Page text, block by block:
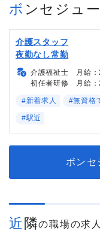
ボンセジュ
介護スタッフ
夜勤なし常勤
介護福祉士 月給：
初任者研修 月給：
#新着求人 #無資格
#駅近
ボンセ
近隣の職場の求人